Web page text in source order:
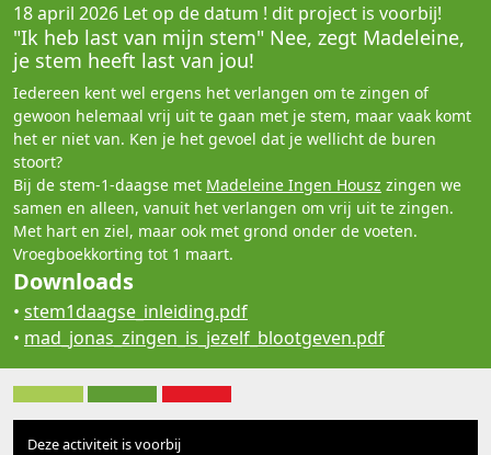
18 april 2026 Let op de datum ! dit project is voorbij!
"Ik heb last van mijn stem" Nee, zegt Madeleine,
je stem heeft last van jou!
Iedereen kent wel ergens het verlangen om te zingen of
gewoon helemaal vrij uit te gaan met je stem, maar vaak komt
het er niet van. Ken je het gevoel dat je wellicht de buren
stoort?
Bij de stem-1-daagse met Madeleine Ingen Housz zingen we
samen en alleen, vanuit het verlangen om vrij uit te zingen.
Met hart en ziel, maar ook met grond onder de voeten.
Vroegboekkorting tot 1 maart.
Downloads
• stem1daagse_inleiding.pdf
• mad_jonas_zingen_is_jezelf_blootgeven.pdf
Deze activiteit is voorbij